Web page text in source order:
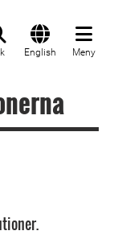
English Meny